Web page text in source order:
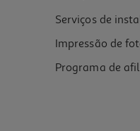
Serviços de
Impressão de
Programa de